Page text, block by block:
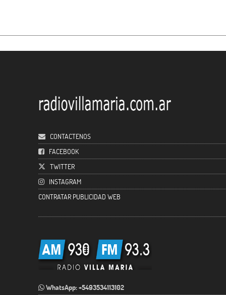
CONTACTENOS
FACEBOOK
TWITTER
INSTAGRAM
CONTRATAR PUBLICIDAD WEB
WhatsApp: +5493534113102